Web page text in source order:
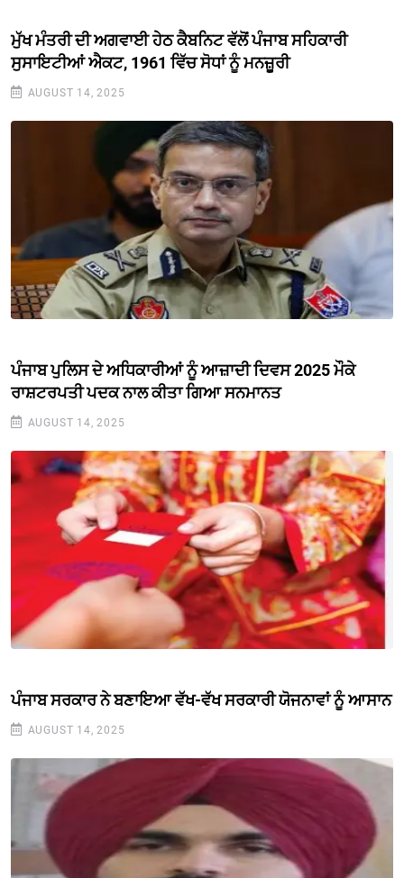
ਮੁੱਖ ਮੰਤਰੀ ਦੀ ਅਗਵਾਈ ਹੇਠ ਕੈਬਨਿਟ ਵੱਲੋਂ ਪੰਜਾਬ ਸਹਿਕਾਰੀ
ਸੁਸਾਇਟੀਆਂ ਐਕਟ, 1961 ਵਿੱਚ ਸੋਧਾਂ ਨੂੰ ਮਨਜ਼ੂਰੀ
AUGUST 14, 2025
ਪੰਜਾਬ ਪੁਲਿਸ ਦੇ ਅਧਿਕਾਰੀਆਂ ਨੂੰ ਆਜ਼ਾਦੀ ਦਿਵਸ 2025 ਮੌਕੇ
ਰਾਸ਼ਟਰਪਤੀ ਪਦਕ ਨਾਲ ਕੀਤਾ ਗਿਆ ਸਨਮਾਨਤ
AUGUST 14, 2025
ਪੰਜਾਬ ਸਰਕਾਰ ਨੇ ਬਣਾਇਆ ਵੱਖ-ਵੱਖ ਸਰਕਾਰੀ ਯੋਜਨਾਵਾਂ ਨੂੰ ਆਸਾਨ
AUGUST 14, 2025